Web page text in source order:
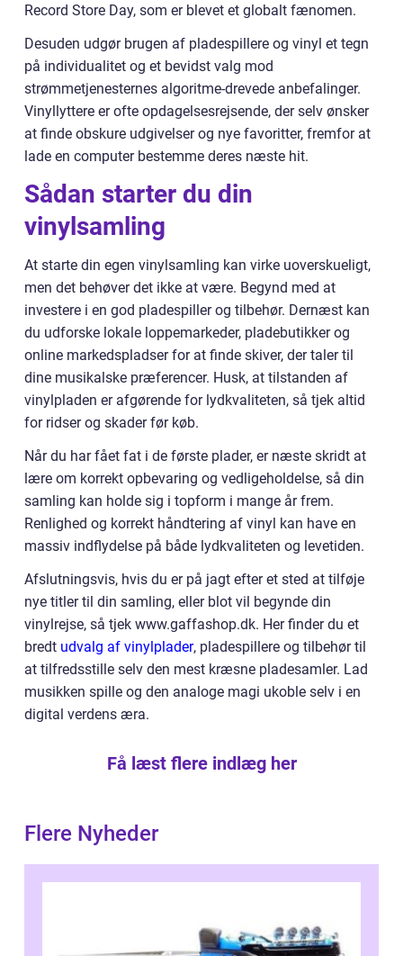
Record Store Day, som er blevet et globalt fænomen.
Desuden udgør brugen af pladespillere og vinyl et tegn
på individualitet og et bevidst valg mod
strømmetjenesternes algoritme-drevede anbefalinger.
Vinyllyttere er ofte opdagelsesrejsende, der selv ønsker
at finde obskure udgivelser og nye favoritter, fremfor at
lade en computer bestemme deres næste hit.
Sådan starter du din
vinylsamling
At starte din egen vinylsamling kan virke uoverskueligt,
men det behøver det ikke at være. Begynd med at
investere i en god pladespiller og tilbehør. Dernæst kan
du udforske lokale loppemarkeder, pladebutikker og
online markedspladser for at finde skiver, der taler til
dine musikalske præferencer. Husk, at tilstanden af
vinylpladen er afgørende for lydkvaliteten, så tjek altid
for ridser og skader før køb.
Når du har fået fat i de første plader, er næste skridt at
lære om korrekt opbevaring og vedligeholdelse, så din
samling kan holde sig i topform i mange år frem.
Renlighed og korrekt håndtering af vinyl kan have en
massiv indflydelse på både lydkvaliteten og levetiden.
Afslutningsvis, hvis du er på jagt efter et sted at tilføje
nye titler til din samling, eller blot vil begynde din
vinylrejse, så tjek www.gaffashop.dk. Her finder du et
bredt udvalg af vinylplader, pladespillere og tilbehør til
at tilfredsstille selv den mest kræsne pladesamler. Lad
musikken spille og den analoge magi ukoble selv i en
digital verdens æra.
Få læst flere indlæg her
Flere Nyheder